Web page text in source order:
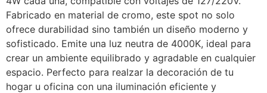
Fabricado en material de cromo, este spot no solo
ofrece durabilidad sino también un diseño moderno y
sofisticado. Emite una luz neutra de 4000K, ideal para
crear un ambiente equilibrado y agradable en cualquier
espacio. Perfecto para realzar la decoración de tu
hogar u oficina con una iluminación eficiente y